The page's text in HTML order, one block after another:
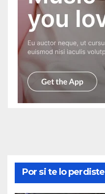
Por si te lo perdiste